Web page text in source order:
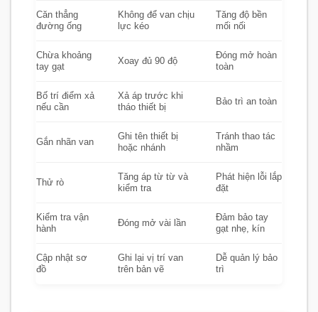
Căn thẳng
đường ống
Không để van chịu
lực kéo
Tăng độ bền
mối nối
Chừa khoảng
tay gạt
Xoay đủ 90 độ
Đóng mở hoàn
toàn
Bố trí điểm xả
nếu cần
Xả áp trước khi
tháo thiết bị
Bảo trì an toàn
Gắn nhãn van
Ghi tên thiết bị
hoặc nhánh
Tránh thao tác
nhầm
Thử rò
Tăng áp từ từ và
kiểm tra
Phát hiện lỗi lắp
đặt
Kiểm tra vận
hành
Đóng mở vài lần
Đảm bảo tay
gạt nhẹ, kín
Cập nhật sơ
đồ
Ghi lại vị trí van
trên bản vẽ
Dễ quản lý bảo
trì